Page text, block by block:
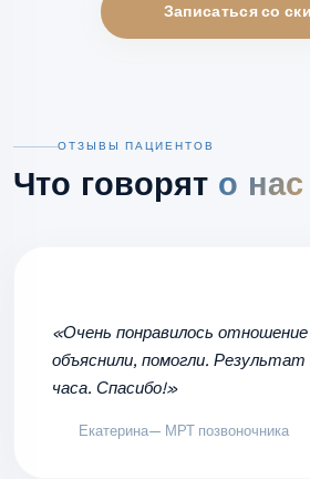
Записаться со
ОТЗЫВЫ ПАЦИЕНТОВ
Что говорят о нас
«Очень понравилось
объяснили, помогли. Результат
часа. Спасибо!»
Екатерина— МРТ позвоночника